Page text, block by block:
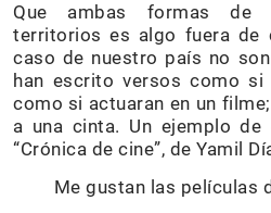
Que ambas formas de
territorios es algo fuera de
caso de nuestro país no
han escrito versos como
como si actuaran en un
a una cinta. Un ejemplo
“Crónica de cine”, de Yamil
Me gustan las películas